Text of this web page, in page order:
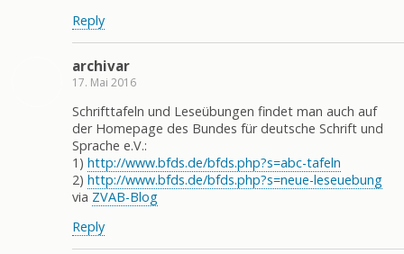
Reply
archivar
17. Mai 2016
Schrifttafeln und Leseübungen findet man auch auf
der Homepage des Bundes für deutsche Schrift und
Sprache e.V.:
1) http://www.bfds.de/bfds.php?s=abc-tafeln
2) http://www.bfds.de/bfds.php?s=neue-leseuebung
via ZVAB-Blog
Reply